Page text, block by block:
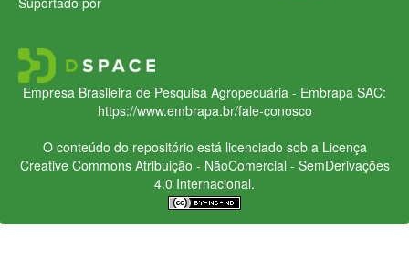
Empresa Brasileira de Pesquisa Agropecuária - Embrapa SAC:
https://www.embrapa.br/fale-conosco
O conteúdo do repositório está licenciado sob a Licença
Creative CommonsAtribuição - NãoComercial - SemDerivações
4.0 Internacional.